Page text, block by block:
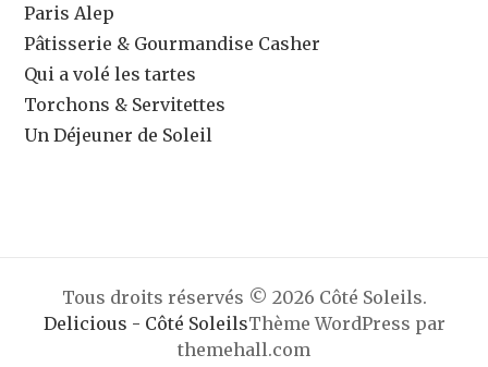
Paris Alep
Pâtisserie & Gourmandise Casher
Qui a volé les tartes
Torchons & Servitettes
Un Déjeuner de Soleil
Tous droits réservés © 2026 Côté Soleils.
Delicious - Côté SoleilsThème WordPress par
themehall.com